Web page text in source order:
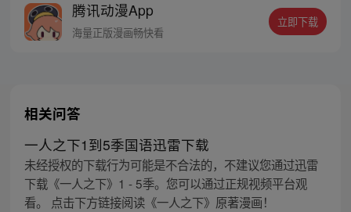
腾讯动漫App
海量正版漫画畅快看
立即下载
相关问答
一人之下1到5季国语迅雷下载
未经授权的下载行为可能是不合法的，不建议您通过迅雷
下载《一人之下》1 - 5季。您可以通过正规视频平台观
看。 点击下方链接阅读《一人之下》原著漫画！